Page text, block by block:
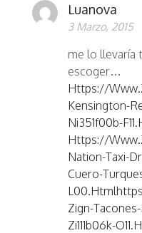
Luanova
3 Marzo, 2015
me lo llevaría
escoger…
Https://
Kensington-
Ni351f00b-
Https://
Nation-Taxi-
Cuero-
Zign-
Zi111b06k-